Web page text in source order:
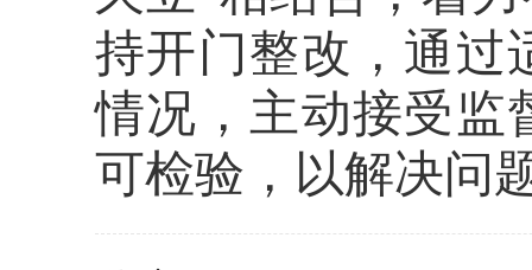
持开门整改，通过
情况，主动接受监
可检验，以解决问